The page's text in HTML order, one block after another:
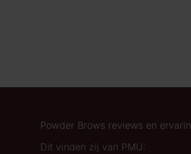
Powder Brows reviews en
Dit vinden zij van PMU: